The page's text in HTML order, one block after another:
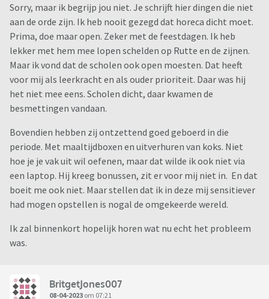
Sorry, maar ik begrijp jou niet. Je schrijft hier dingen die niet
aan de orde zijn. Ik heb nooit gezegd dat horeca dicht moet.
Prima, doe maar open. Zeker met de feestdagen. Ik heb
lekker met hem mee lopen schelden op Rutte en de zijnen.
Maar ik vond dat de scholen ook open moesten. Dat heeft
voor mij als leerkracht en als ouder prioriteit. Daar was hij
het niet mee eens. Scholen dicht, daar kwamen de
besmettingen vandaan.
Bovendien hebben zij ontzettend goed geboerd in die
periode. Met maaltijdboxen en uitverhuren van koks. Niet
hoe je je vak uit wil oefenen, maar dat wilde ik ook niet via
een laptop. Hij kreeg bonussen, zit er voor mij niet in. En dat
boeit me ook niet. Maar stellen dat ik in deze mij sensitiever
had mogen opstellen is nogal de omgekeerde wereld.
Ik zal binnenkort hopelijk horen wat nu echt het probleem
was.
BritgetJones007
08-04-2023 om 07:21